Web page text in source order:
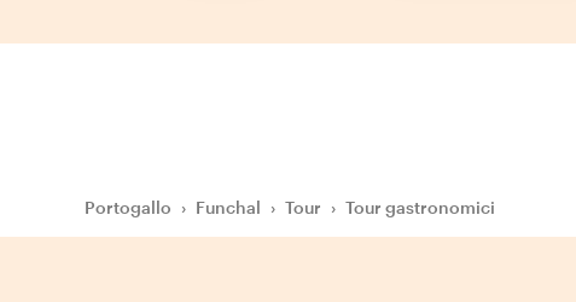
Portogallo › Funchal › Tour › Tour gastronomici